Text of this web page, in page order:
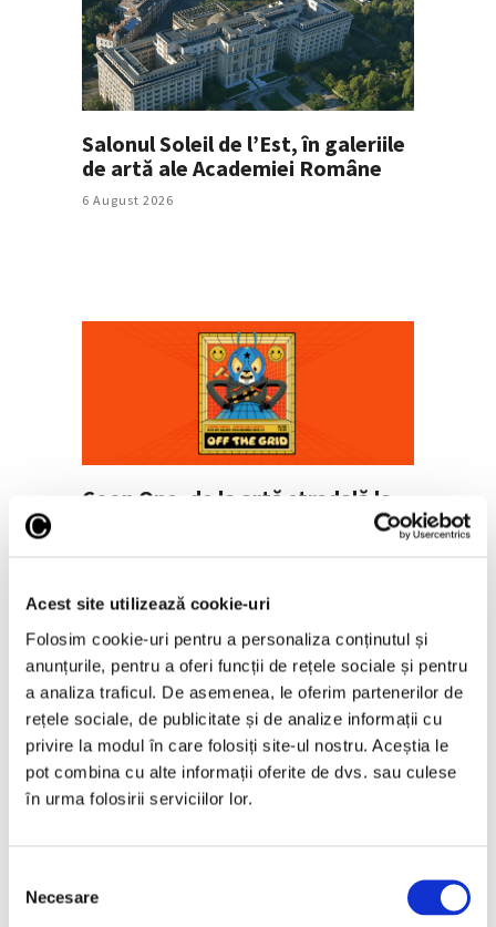
Acest site utilizează cookie-uri
Folosim cookie-uri pentru a personaliza conținutul și
anunțurile, pentru a oferi funcții de rețele sociale și pentru
a analiza traficul. De asemenea, le oferim partenerilor de
rețele sociale, de publicitate și de analize informații cu
privire la modul în care folosiți site-ul nostru. Aceștia le
pot combina cu alte informații oferite de dvs. sau culese
în urma folosirii serviciilor lor.
consimțământului
Necesare
Salonul Soleil de l’Est, în galeriile
de artă ale Academiei Române
6 August 2026
Coon One, de la artă stradală la
6 August 2026